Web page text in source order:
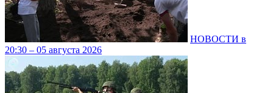
НОВОСТИ в
20:30 – 05 августа 2026